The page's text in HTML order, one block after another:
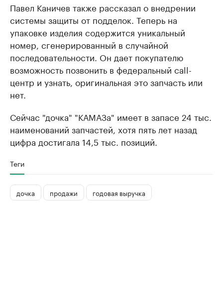
Павел Каничев также рассказал о внедрении
системы защиты от подделок. Теперь на
упаковке изделия содержится уникальный
номер, сгенерированный в случайной
последовательности. Он дает покупателю
возможность позвонить в федеральный call-
центр и узнать, оригинальная это запчасть или
нет.
Сейчас "дочка" "КАМАЗа" имеет в запасе 24 тыс.
наименований запчастей, хотя пять лет назад
цифра достигала 14,5 тыс. позиций.
Теги
дочка продажи годовая выручка